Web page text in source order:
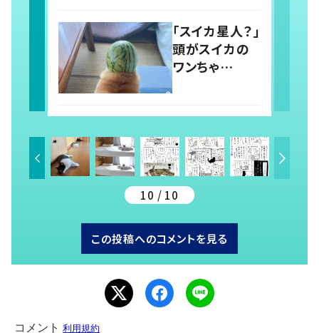
「スイカ星人？」
頭がスイカの
ワンちゃ
ん！？ 可愛す
万いいね
10 / 10
この投稿へのコメントを見る